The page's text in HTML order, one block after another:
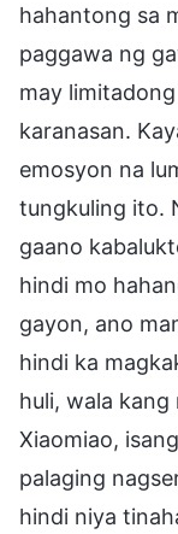
hahantong sa
paggawa ng
may
karanasan.
emosyon na
tungkuling ito.
gaano
hindi mo
gayon, ano
hindi ka
huli, wala kang
Xiaomiao,
palaging
hindi niya